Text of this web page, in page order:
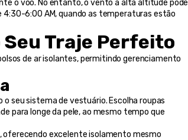
o voo. No entanto, o vento a alta altitude pode
4:30-6:00 AM, quando as temperaturas estão
Seu Traje Perfeito
de ar isolantes, permitindo gerenciamento
seu sistema de vestuário. Escolha roupas
para longe da pele, ao mesmo tempo que
oferecendo excelente isolamento mesmo